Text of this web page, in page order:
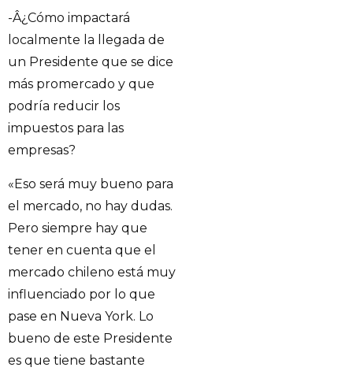
-Â¿Cómo impactará
localmente la llegada de
un Presidente que se dice
más promercado y que
podría reducir los
impuestos para las
empresas?
«Eso será muy bueno para
el mercado, no hay dudas.
Pero siempre hay que
tener en cuenta que el
mercado chileno está muy
influenciado por lo que
pase en Nueva York. Lo
bueno de este Presidente
es que tiene bastante